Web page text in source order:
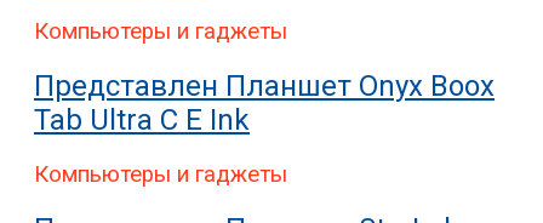
Компьютеры и гаджеты
Представлен Планшет Onyx Boox
Tab Ultra C E Ink
Компьютеры и гаджеты